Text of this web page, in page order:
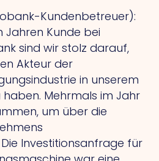
Kundenbetreuer):
Jahren Kunde bei
sind wir stolz darauf,
Akteur der
in unserem
Mehrmals im Jahr
um über die
Die Investitionsanfrage für